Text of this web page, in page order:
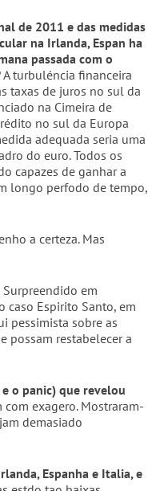
de 2011 e das medidas
na Irlanda, Espan ha
passada com o
A turbuléncia financeira
taxas de juros no sul da
na Cimeira de
no sul da Europa
adequada seria uma
do euro. Todos os
capazes de ganhar a
longo perfodo de tempo,
a certeza. Mas
Surpreendido em
caso Espirito Santo, em
pessimista sobre as
possam restabelecer a
o panic) que revelou
com exagero. Mostraram-
demasiado
Espanha e Italia, e